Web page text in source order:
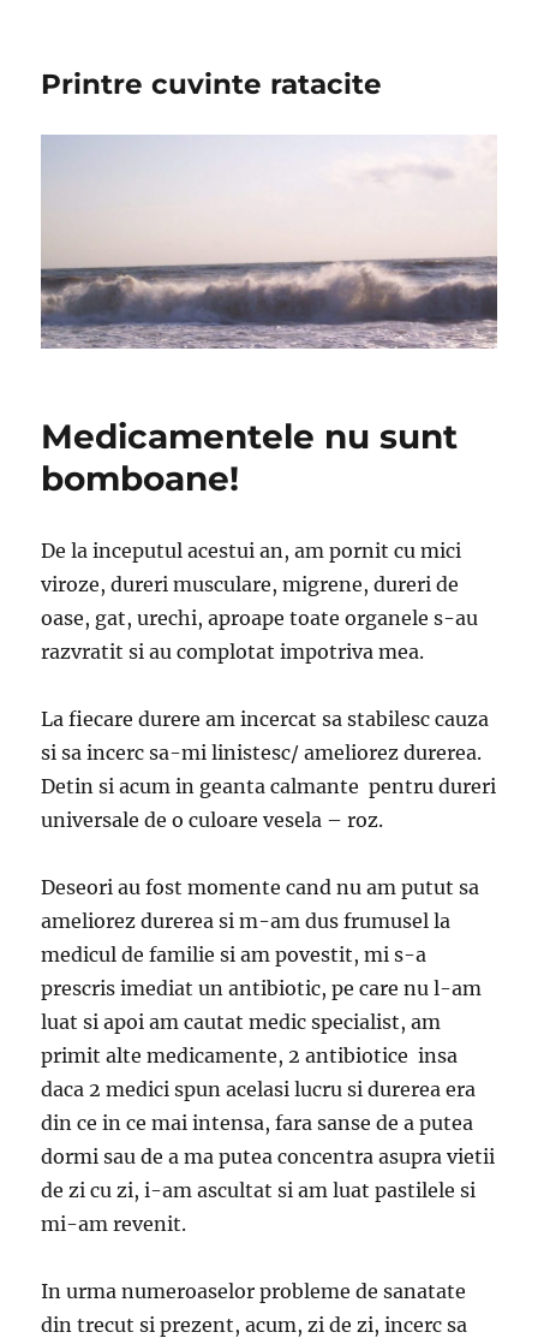
Printre cuvinte ratacite
Medicamentele nu sunt
bomboane!
De la inceputul acestui an, am pornit cu mici
viroze, dureri musculare, migrene, dureri de
oase, gat, urechi, aproape toate organele s-au
razvratit si au complotat impotriva mea.
La fiecare durere am incercat sa stabilesc cauza
si sa incerc sa-mi linistesc/ ameliorez durerea.
Detin si acum in geanta calmante pentru dureri
universale de o culoare vesela – roz.
Deseori au fost momente cand nu am putut sa
ameliorez durerea si m-am dus frumusel la
medicul de familie si am povestit, mi s-a
prescris imediat un antibiotic, pe care nu l-am
luat si apoi am cautat medic specialist, am
primit alte medicamente, 2 antibiotice insa
daca 2 medici spun acelasi lucru si durerea era
din ce in ce mai intensa, fara sanse de a putea
dormi sau de a ma putea concentra asupra vietii
de zi cu zi, i-am ascultat si am luat pastilele si
mi-am revenit.
In urma numeroaselor probleme de sanatate
din trecut si prezent, acum, zi de zi, incerc sa